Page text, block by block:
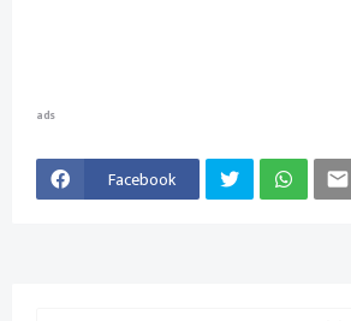
ads
Facebook